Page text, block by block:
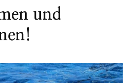
und